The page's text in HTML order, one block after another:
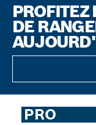
PROFITEZ
DE
PRO